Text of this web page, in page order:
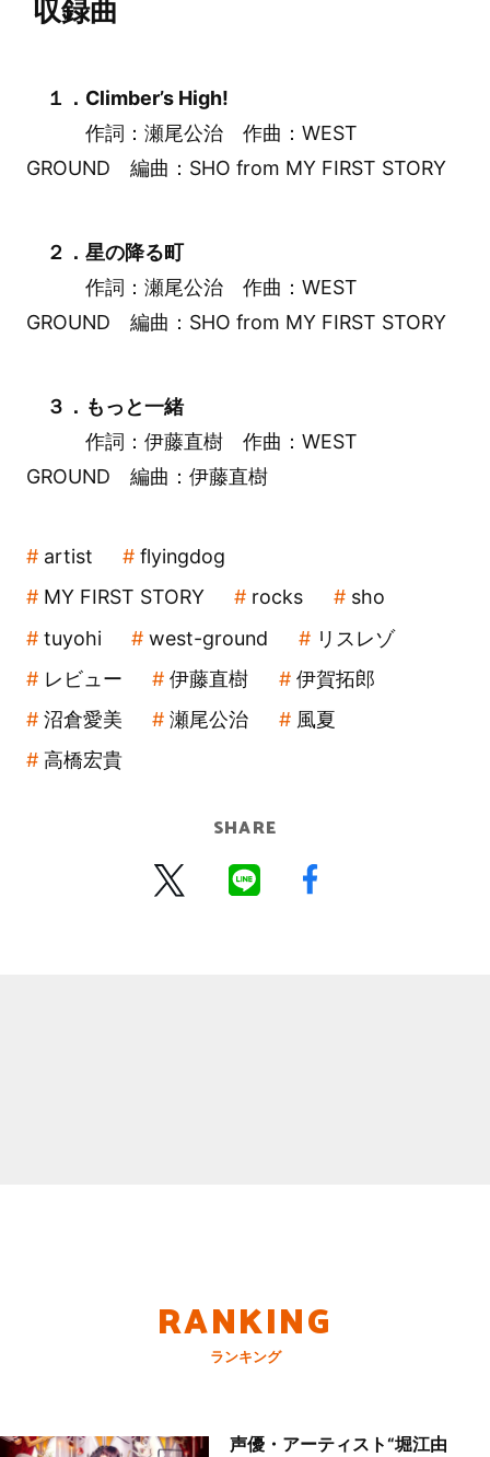
収録曲
１．Climber’s High!
作詞：瀬尾公治 作曲：WEST
GROUND 編曲：SHO from MY FIRST STORY
２．星の降る町
作詞：瀬尾公治 作曲：WEST
GROUND 編曲：SHO from MY FIRST STORY
３．もっと一緒
作詞：伊藤直樹 作曲：WEST
GROUND 編曲：伊藤直樹
artist
flyingdog
MY FIRST STORY
rocks
sho
tuyohi
west-ground
リスレゾ
レビュー
伊藤直樹
伊賀拓郎
沼倉愛美
瀬尾公治
風夏
高橋宏貴
SHARE
RANKING
ランキング
声優・アーティスト“堀江由